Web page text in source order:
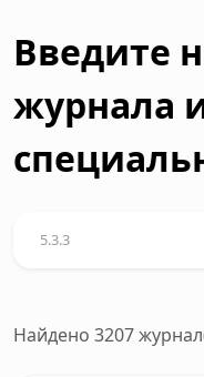
Введите
журнала
Найдено 3207